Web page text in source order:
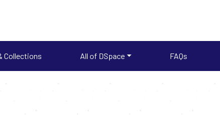
Collections All of DSpace FAQs